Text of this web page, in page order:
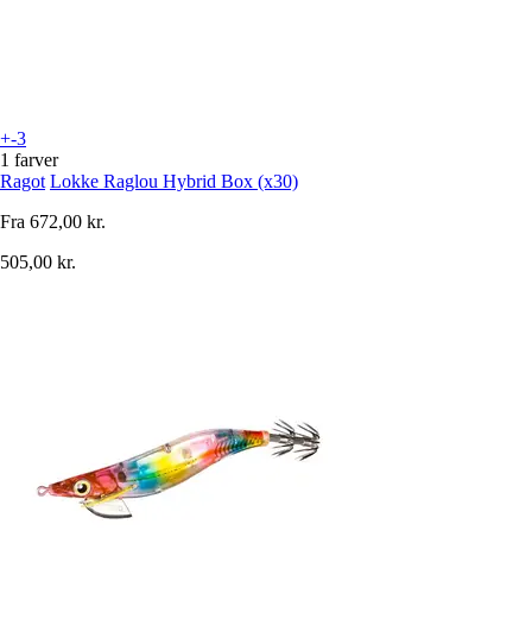
+-3
1 farver
Ragot Lokke Raglou Hybrid Box (x30)
Fra 672,00 kr.
505,00 kr.